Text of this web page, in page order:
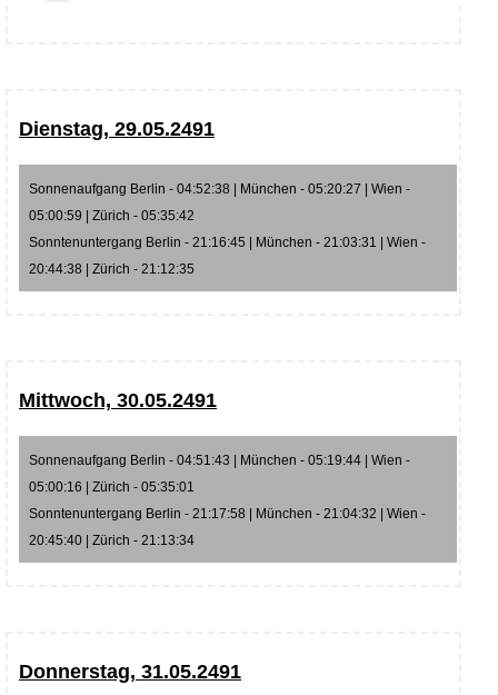
Dienstag, 29.05.2491
Sonnenaufgang Berlin - 04:52:38 | München - 05:20:27 | Wien -
05:00:59 | Zürich - 05:35:42
Sonntenuntergang Berlin - 21:16:45 | München - 21:03:31 | Wien -
20:44:38 | Zürich - 21:12:35
Mittwoch, 30.05.2491
Sonnenaufgang Berlin - 04:51:43 | München - 05:19:44 | Wien -
05:00:16 | Zürich - 05:35:01
Sonntenuntergang Berlin - 21:17:58 | München - 21:04:32 | Wien -
20:45:40 | Zürich - 21:13:34
Donnerstag, 31.05.2491